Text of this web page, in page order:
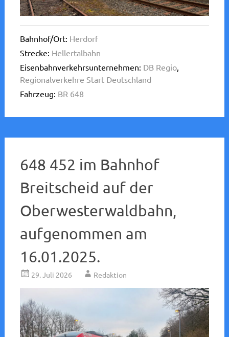
Bahnhof/Ort: Herdorf
Strecke: Hellertalbahn
Eisenbahnverkehrsunternehmen: DB Regio,
Regionalverkehre Start Deutschland
Fahrzeug: BR 648
648 452 im Bahnhof
Breitscheid auf der
Oberwesterwaldbahn,
aufgenommen am
16.01.2025.
29. Juli 2026 Redaktion